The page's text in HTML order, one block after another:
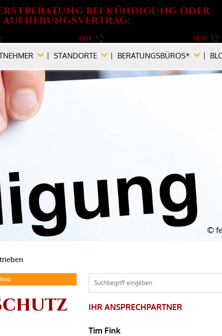
BEI KÜNDIGUNG ODER
AUFHEBUNGSVERTRAG:
OST SÜD
STANDORTE BERATUNGSBÜROS*
©
IHR ANSPRECHPARTNER
Tim Fink